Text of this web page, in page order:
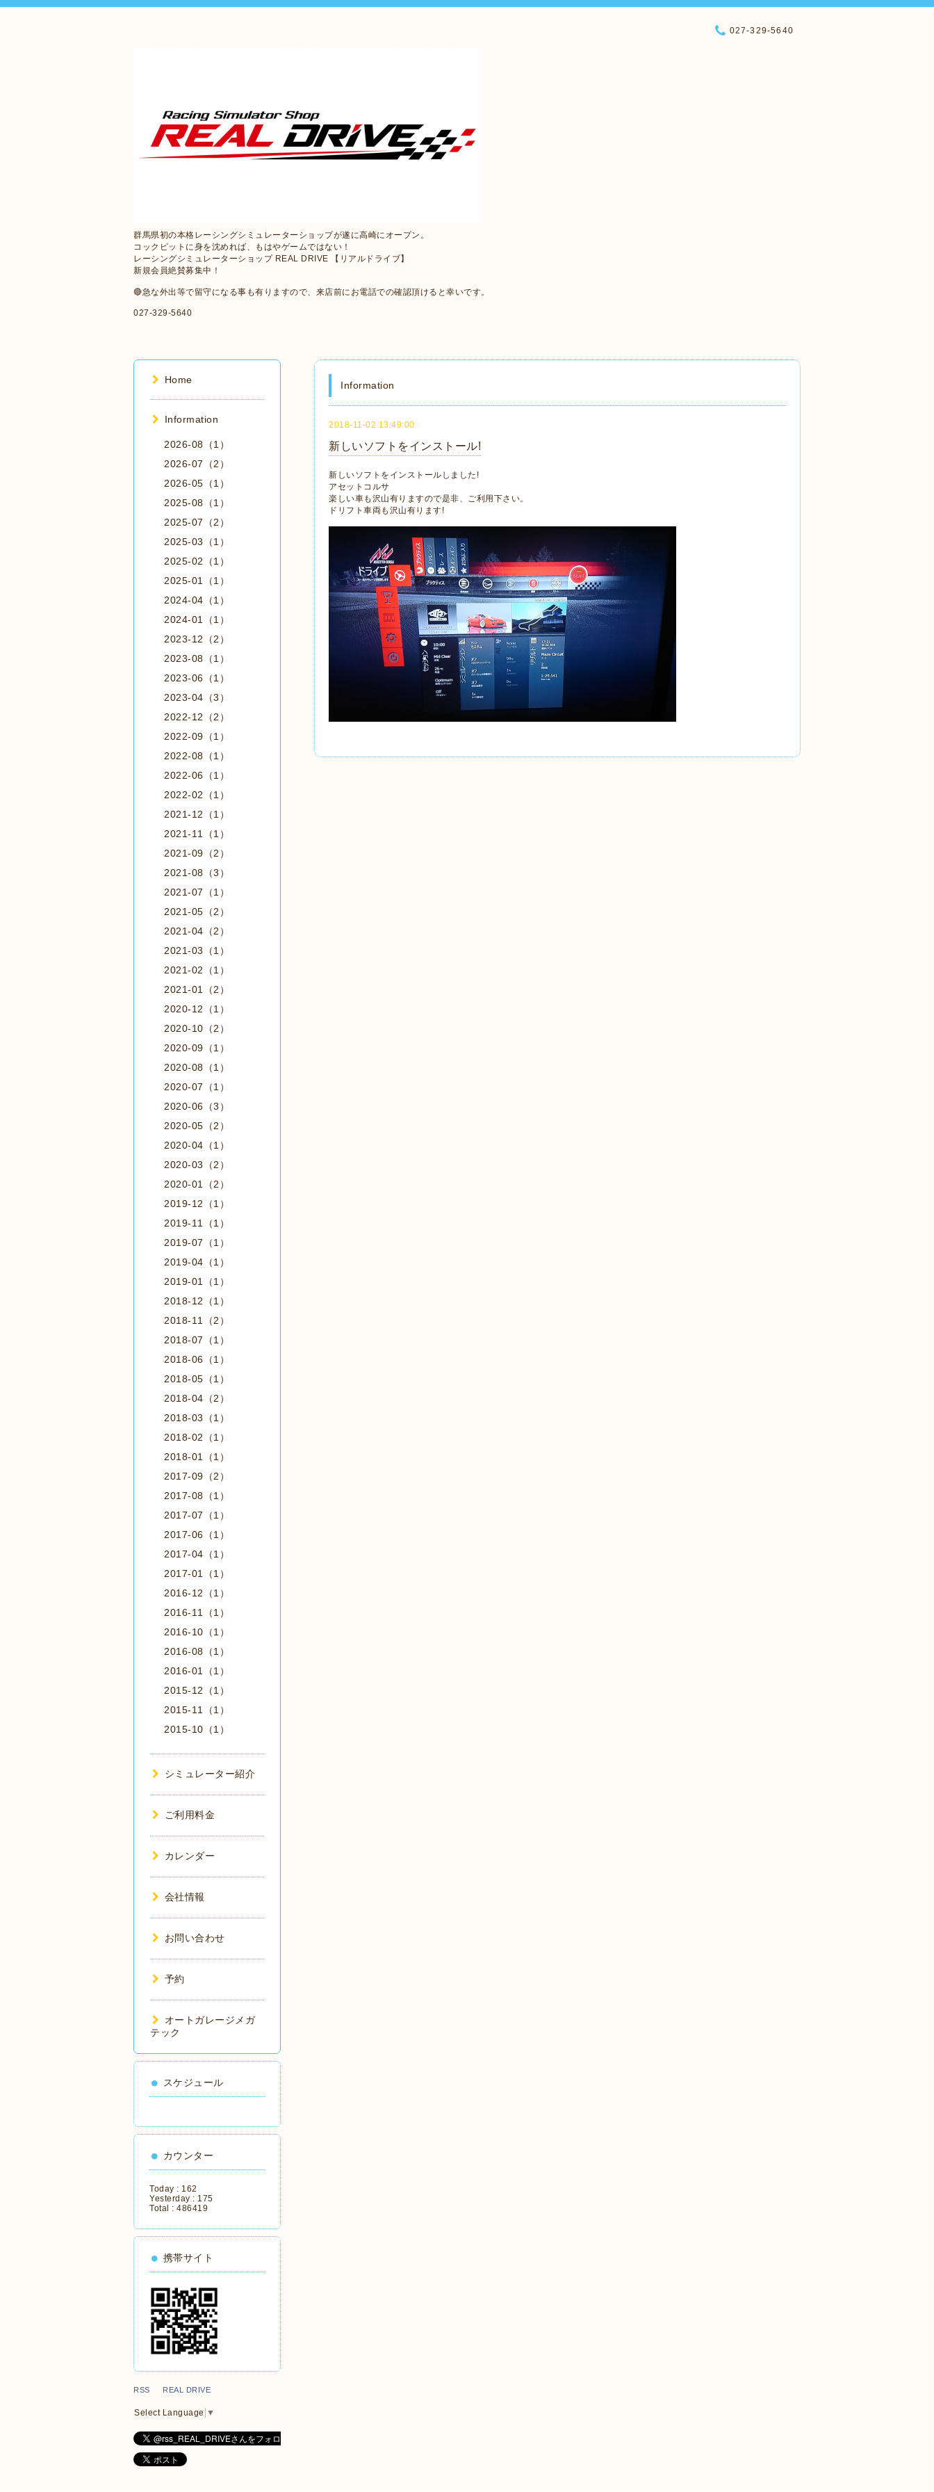
群馬県初の本格レーシングシミュレーターショップが遂に高崎にオープン。
コックピットに身を沈めれば、もはやゲームではない！
レーシングシミュレーターショップ REAL DRIVE 【リアルドライブ】
新規会員絶賛募集中！
🔴急な外出等で留守になる事も有りますので、来店前にお電話での確認頂けると幸いです。
027-329-5640
027-329-5640
Information
2018-11-02 13:49:00
新しいソフトをインストール!
新しいソフトをインストールしました!
アセットコルサ
楽しい車も沢山有りますので是非、ご利用下さい。
ドリフト車両も沢山有ります!
Home
Information
2026-08（1）
2026-07（2）
2026-05（1）
2025-08（1）
2025-07（2）
2025-03（1）
2025-02（1）
2025-01（1）
2024-04（1）
2024-01（1）
2023-12（2）
2023-08（1）
2023-06（1）
2023-04（3）
2022-12（2）
2022-09（1）
2022-08（1）
2022-06（1）
2022-02（1）
2021-12（1）
2021-11（1）
2021-09（2）
2021-08（3）
2021-07（1）
2021-05（2）
2021-04（2）
2021-03（1）
2021-02（1）
2021-01（2）
2020-12（1）
2020-10（2）
2020-09（1）
2020-08（1）
2020-07（1）
2020-06（3）
2020-05（2）
2020-04（1）
2020-03（2）
2020-01（2）
2019-12（1）
2019-11（1）
2019-07（1）
2019-04（1）
2019-01（1）
2018-12（1）
2018-11（2）
2018-07（1）
2018-06（1）
2018-05（1）
2018-04（2）
2018-03（1）
2018-02（1）
2018-01（1）
2017-09（2）
2017-08（1）
2017-07（1）
2017-06（1）
2017-04（1）
2017-01（1）
2016-12（1）
2016-11（1）
2016-10（1）
2016-08（1）
2016-01（1）
2015-12（1）
2015-11（1）
2015-10（1）
シミュレーター紹介
ご利用料金
カレンダー
会社情報
お問い合わせ
予約
オートガレージメガ
テック
スケジュール
カウンター
Today : 162
Yesterday : 175
Total : 486419
携帯サイト
RSS REAL DRIVE
Select Language ▼